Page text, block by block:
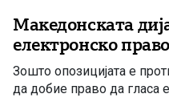
Македонската
електронско
Зошто опозицијата е
да добие право да гласа